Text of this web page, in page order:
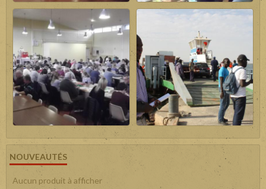
NOUVEAUTÉS
Aucun produit à afficher